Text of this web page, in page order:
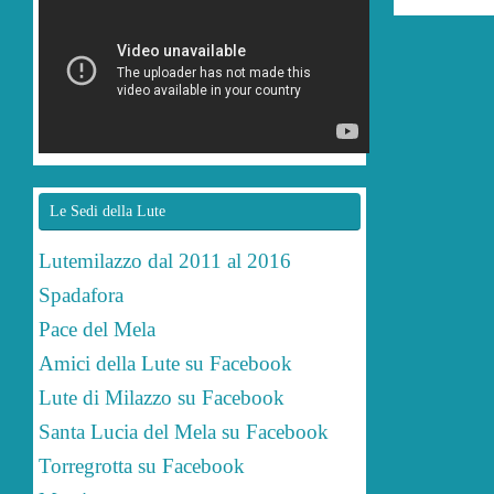
Le Sedi della Lute
Lutemilazzo dal 2011 al 2016
Spadafora
Pace del Mela
Amici della Lute su Facebook
Lute di Milazzo su Facebook
Santa Lucia del Mela su Facebook
Torregrotta su Facebook